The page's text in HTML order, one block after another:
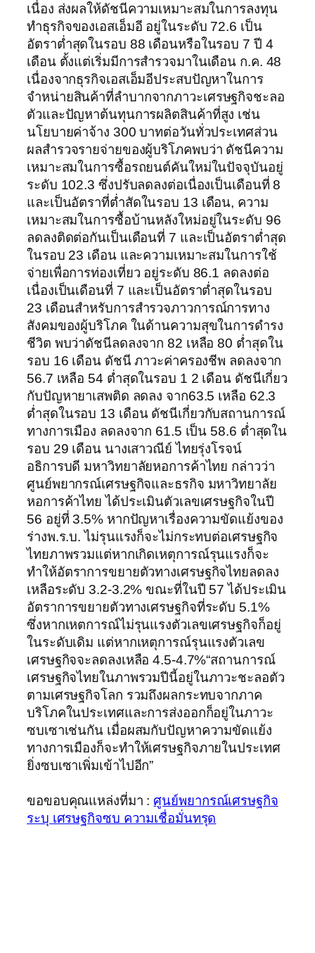
เนื่อง ส่งผลให้ดัชนีความเหมาะสมในการลงทุน
ทำธุรกิจของเอสเอ็มอี อยู่ในระดับ 72.6 เป็น
อัตราต่ำสุดในรอบ 88 เดือนหรือในรอบ 7 ปี 4
เดือน ตั้งแต่เริ่มมีการสำรวจมาในเดือน ก.ค. 48
เนื่องจากธุรกิจเอสเอ็มอีประสบปัญหาในการ
จำหน่ายสินค้าที่ลำบากจากภาวะเศรษฐกิจชะลอ
ตัวและปัญหาต้นทุนการผลิตสินค้าที่สูง เช่น
นโยบายค่าจ้าง 300 บาทต่อวันทั่วประเทศส่วน
ผลสำรวจรายจ่ายของผู้บริโภคพบว่า ดัชนีความ
เหมาะสมในการซื้อรถยนต์คันใหม่ในปัจจุบันอยู่
ระดับ 102.3 ซึ่งปรับลดลงต่อเนื่องเป็นเดือนที่ 8
และเป็นอัตราที่ต่ำสัดในรอบ 13 เดือน, ความ
เหมาะสมในการซื้อบ้านหลังใหม่อยู่ในระดับ 96
ลดลงติดต่อกันเป็นเดือนที่ 7 และเป็นอัตราต่ำสุด
ในรอบ 23 เดือน และความเหมาะสมในการใช้
จ่ายเพื่อการท่องเที่ยว อยู่ระดับ 86.1 ลดลงต่อ
เนื่องเป็นเดือนที่ 7 และเป็นอัตราต่ำสุดในรอบ
23 เดือนสำหรับการสำรวจภาวการณ์การทาง
สังคมของผู้บริโภค ในด้านความสุขในการดำรง
ชีวิต พบว่าดัชนีลดลงจาก 82 เหลือ 80 ต่ำสุดใน
รอบ 16 เดือน ดัชนี ภาวะค่าครองชีพ ลดลงจาก
56.7 เหลือ 54 ต่ำสุดในรอบ 1 2 เดือน ดัชนีเกี่ยว
กับปัญหายาเสพติด ลดลง จาก63.5 เหลือ 62.3
ต่ำสุดในรอบ 13 เดือน ดัชนีเกี่ยวกับสถานการณ์
ทางการเมือง ลดลงจาก 61.5 เป็น 58.6 ต่ำสุดใน
รอบ 29 เดือน นางเสาวณีย์ ไทยรุ่งโรจน์
อธิการบดี มหาวิทยาลัยหอการค้าไทย กล่าวว่า
ศูนย์พยากรณ์เศรษฐกิจและธรกิจ มหาวิทยาลัย
หอการค้าไทย ได้ประเมินตัวเลขเศรษฐกิจในปี
56 อยู่ที่ 3.5% หากปัญหาเรื่องความขัดแย้งของ
ร่างพ.ร.บ. ไม่รุนแรงก็จะไม่กระทบต่อเศรษฐกิจ
ไทยภาพรวมแต่หากเกิดเหตุการณ์รุนแรงก็จะ
ทำให้อัตราการขยายตัวทางเศรษฐกิจไทยลดลง
เหลือระดับ 3.2-3.2% ขณะที่ในปี 57 ได้ประเมิน
อัตราการขยายตัวทางเศรษฐกิจที่ระดับ 5.1%
ซึ่งหากเหตการณ์ไม่รุนแรงตัวเลขเศรษฐกิจก็อยู่
ในระดับเดิม แต่หากเหตุการณ์รุนแรงตัวเลข
เศรษฐกิจจะลดลงเหลือ 4.5-4.7%“สถานการณ์
เศรษฐกิจไทยในภาพรวมปีนี้อยู่ในภาวะชะลอตัว
ตามเศรษฐกิจโลก รวมถึงผลกระทบจากภาค
บริโภคในประเทศและการส่งออกก็อยู่ในภาวะ
ซบเซาเช่นกัน เมื่อผสมกับปัญหาความขัดแย้ง
ทางการเมืองก็จะทำให้เศรษฐกิจภายในประเทศ
ยิ่งซบเซาเพิ่มเข้าไปอีก”
ขอขอบคุณแหล่งที่มา : ศูนย์พยากรณ์เศรษฐกิจ
ระบุ เศรษฐกิจซบ ความเชื่อมั่นทรุด